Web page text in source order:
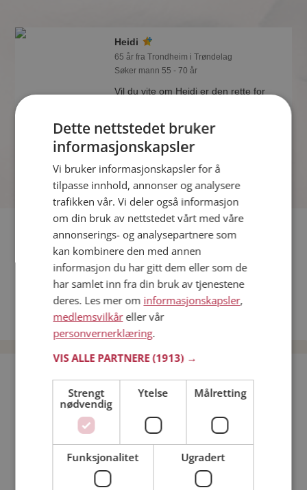
Heidi
65 år fra Trondheim i Trøndelag
Søker mann 55 - 70 år
Vil du vite om Heidi er den rette for
treningsentusiast som deg selv?
Fler single
Flere singlekvinner fra Trondheim:Stine,Siw,Tuva Birgitte
Menn fra Trondheim
Date kvinner i Norge
Date menn i Norge
Bli medlem gratis!
Jeg er en: Mann Kvinne
Min alder:
Dette nettstedet bruker
informasjonskapsler
Vi bruker informasjonskapsler for å
tilpasse innhold, annonser og analysere
trafikken vår. Vi deler også informasjon
om din bruk av nettstedet vårt med våre
annonserings- og analysepartnere som
kan kombinere den med annen
informasjon du har gitt dem eller som de
har samlet inn fra din bruk av tjenestene
deres. Les mer om informasjonskapsler,
medlemsvilkåreller vår
personvernerklæring.
VIS ALLE PARTNERE(1913) →
Strengt
nødvendig
Ytelse Målretting
Funksjonalitet Ugradert